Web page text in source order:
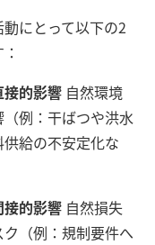
にとって以下の2
的影響 自然環境
例：干ばつや洪水
給の不安定化な
的影響 自然損失
（例：規制要件へ